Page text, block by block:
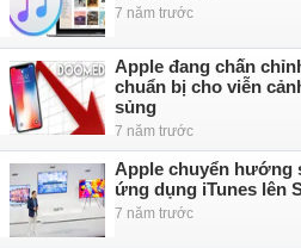
7 năm trước
Apple đang chấn
chuẩn bị cho viễn
sủng
7 năm trước
Apple chuyển hướng
ứng dụng iTunes lên
7 năm trước